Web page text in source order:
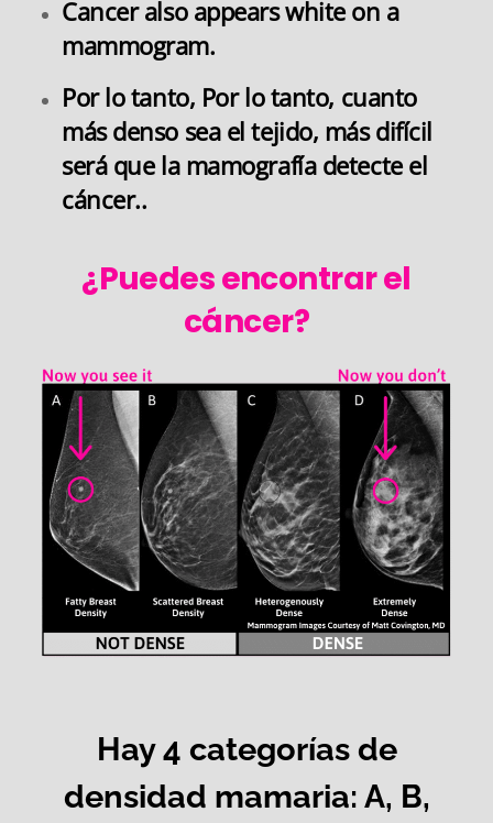
Cancer also appears white on a
mammogram.
Por lo tanto, Por lo tanto, cuanto
más denso sea el tejido, más difícil
será que la mamografía detecte el
cáncer..
¿Puedes encontrar el
cáncer?
Hay 4 categorías de
densidad mamaria: A, B,